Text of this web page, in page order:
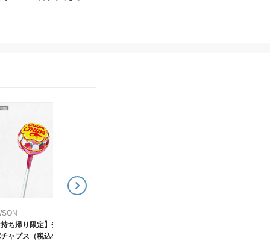
持ち帰り限定】チュ
ャプス（税込48